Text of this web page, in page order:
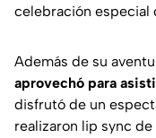
celebración especial
Además de su
aprovechó para
disfrutó de un
realizaron lip sync